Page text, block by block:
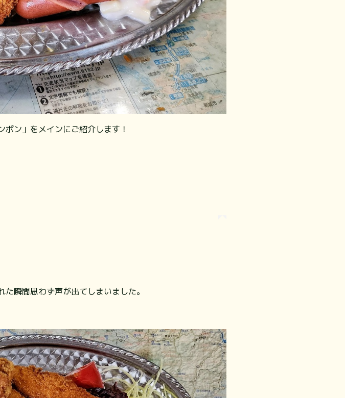
ン」をメインにご紹介します！⁡
瞬間思わず声が出てしまいました。